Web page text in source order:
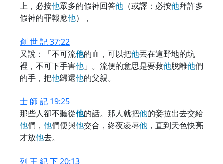
上，必按他眾多的假神回答他 （或譯：必按他拜許多
假神的罪報應他），
創 世 記 37:22
又說：「不可流他的血，可以把他丟在這野地的坑
裡，不可下手害他 」。流便的意思是要救他脫離他們
的手，把他歸還他的父親。
士 師 記 19:25
那些人卻不聽從他的話。那人就把他的妾拉出去交給
他們， 他們便與他交合，終夜凌辱他 ，直到天色快亮
才放他去。
列 王 紀 下 20:13